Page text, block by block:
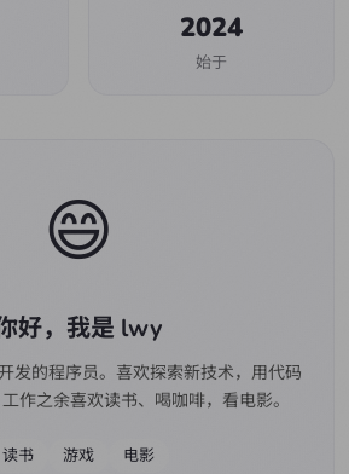
2024
始于
😄
好，我是 lwy
发的程序员。喜欢探索新技术，用代码
作之余喜欢读书、喝咖啡，看电影。
读书 游戏 电影